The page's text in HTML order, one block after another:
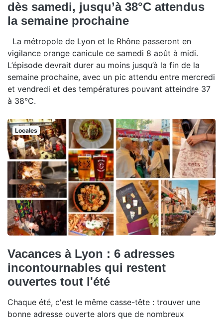
dès samedi, jusqu’à 38°C attendus
la semaine prochaine
La métropole de Lyon et le Rhône passeront en
vigilance orange canicule ce samedi 8 août à midi.
L’épisode devrait durer au moins jusqu’à la fin de la
semaine prochaine, avec un pic attendu entre mercredi
et vendredi et des températures pouvant atteindre 37
à 38°C.
Locales
Vacances à Lyon : 6 adresses
incontournables qui restent
ouvertes tout l'été
Chaque été, c'est le même casse-tête : trouver une
bonne adresse ouverte alors que de nombreux